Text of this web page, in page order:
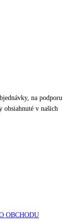
na podporu
obsiahnuté v našich
OBCHODU